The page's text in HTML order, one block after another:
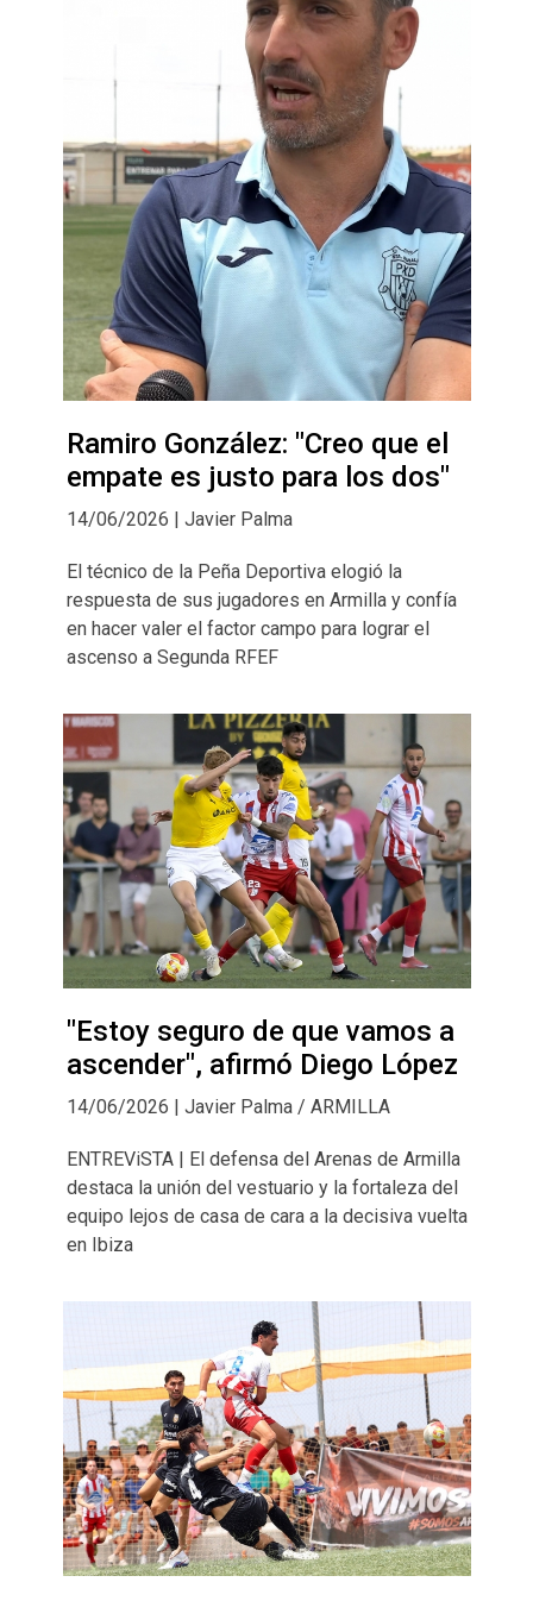
Ramiro González: "Creo que el
empate es justo para los dos"
14/06/2026 | Javier Palma
El técnico de la Peña Deportiva elogió la
respuesta de sus jugadores en Armilla y confía
en hacer valer el factor campo para lograr el
ascenso a Segunda RFEF
"Estoy seguro de que vamos a
ascender", afirmó Diego López
14/06/2026 | Javier Palma / ARMILLA
ENTREViSTA | El defensa del Arenas de Armilla
destaca la unión del vestuario y la fortaleza del
equipo lejos de casa de cara a la decisiva vuelta
en Ibiza